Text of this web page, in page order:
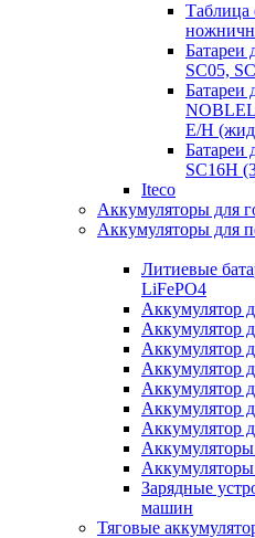
Таблица
Батареи
SC05,
Батареи
E/H
Батареи
SC16H
Iteco
Аккумуляторы для
Аккумуляторы для
Литиевые
LiFePO4
Аккумулятор
Аккумулятор
Аккумулятор
Аккумулятор
Аккумулятор
Аккумулятор
Аккумулятор
Зарядные
машин
Тяговые